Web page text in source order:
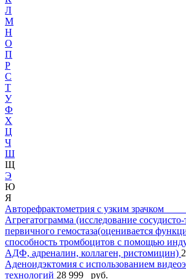
Л
М
Н
О
П
Р
С
Т
У
Ф
Х
Ц
Ч
Ш
Щ
Э
Ю
Я
Авторефрактометрия с узким
Агрегатограмма (исследование
первичного гемостаза(оценивается
способность тромбоцитов с помощью
АДФ, адреналин, коллаген, ристомицин)
Аденоидэктомия с использованием
технологий 28 999 руб.